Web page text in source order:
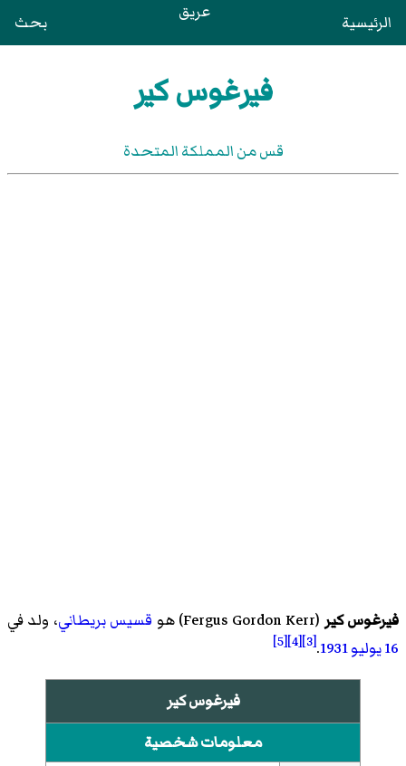
الرئيسية عريق بحث
فيرغوس كير
قس من المملكة المتحدة
فيرغوس كير(
Fergus Gordon Kerr)‏ هو قسيسبريطاني، ولد في
16 يوليو
1931
.
[3]
[4]
[5]
فيرغوس كير
معلومات شخصية